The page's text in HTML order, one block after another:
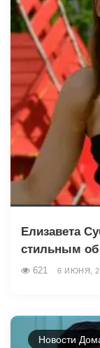
Елизавета
стильным
621 6 ИЮНЯ,
Новости